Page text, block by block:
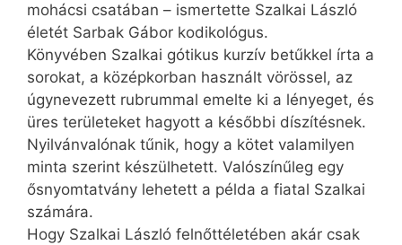
mohácsi csatában – ismertette Szalkai László
életét Sarbak Gábor kodikológus.
Könyvében Szalkai gótikus kurzív betűkkel írta a
sorokat, a középkorban használt vörössel, az
úgynevezett rubrummal emelte ki a lényeget, és
üres területeket hagyott a későbbi díszítésnek.
Nyilvánvalónak tűnik, hogy a kötet valamilyen
minta szerint készülhetett. Valószínűleg egy
ősnyomtatvány lehetett a példa a fiatal Szalkai
számára.
Hogy Szalkai László felnőttéletében akár csak